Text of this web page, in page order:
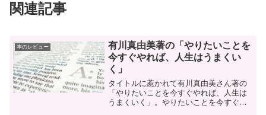
関連記事
本のレビュー
有川真由美著の「やりたいことを
今すぐやれば、人生はうまくい
く」
タイトルに惹かれて有川真由美さん著の
「やりたいことを今すぐやれば、人生は
うまくいく」。やりたいことを今すぐや